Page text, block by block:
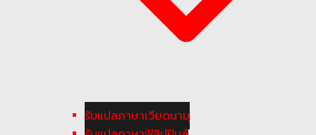
รับแปลภาษาเวียดนาม